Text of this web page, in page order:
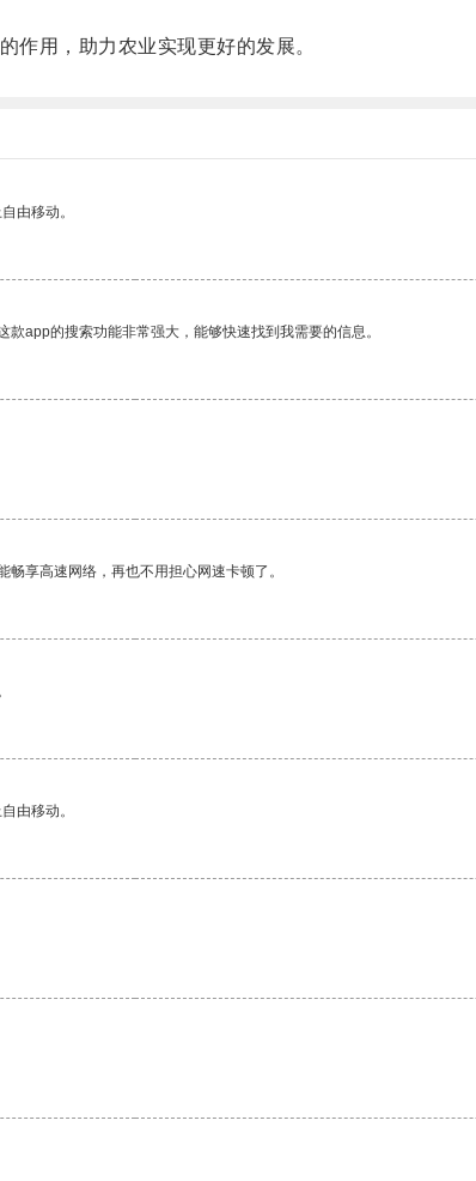
用，助力农业实现更好的发展。
由移动。
app的搜索功能非常强大，能够快速找到我需要的信息。
享高速网络，再也不用担心网速卡顿了。
由移动。